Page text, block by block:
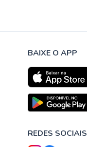
BAIXE O APP
REDES SOCIAIS